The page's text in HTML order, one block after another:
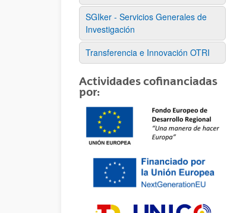
SGIker - Servicios Generales de
Investigación
Transferencia e Innovación OTRI
Actividades cofinanciadas
por: